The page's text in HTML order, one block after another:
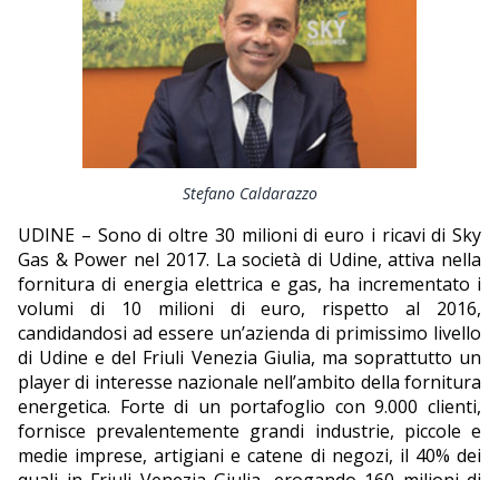
CULTURA
Stefano Caldarazzo
UDINE – Sono di oltre 30 milioni di euro i ricavi di Sky
Gas & Power nel 2017. La società di Udine, attiva nella
fornitura di energia elettrica e gas, ha incrementato i
volumi di 10 milioni di euro, rispetto al 2016,
candidandosi ad essere un’azienda di primissimo livello
di Udine e del Friuli Venezia Giulia, ma soprattutto un
player di interesse nazionale nell’ambito della fornitura
energetica. Forte di un portafoglio con 9.000 clienti,
fornisce prevalentemente grandi industrie, piccole e
medie imprese, artigiani e catene di negozi, il 40% dei